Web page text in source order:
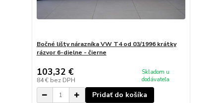
Bočné lišty nárazníka VW T4 od 03/1996 krátky
rázvor 6-dielne - čierne
103,32 €
84 € bez DPH
Skladom u
dodávateľa
Pridať do košíka